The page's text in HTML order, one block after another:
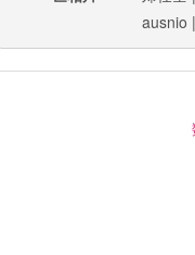
ausnio